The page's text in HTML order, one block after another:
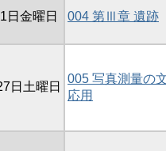
日金曜日 004 第Ⅲ章 遺跡
日土曜日
005 写真測量の
応用